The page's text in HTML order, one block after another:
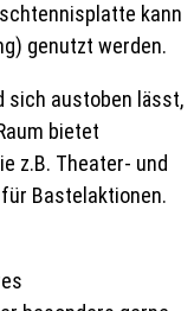
kann
genutzt werden.
sich austoben lässt,
bietet
z.B. Theater- und
Bastelaktionen.